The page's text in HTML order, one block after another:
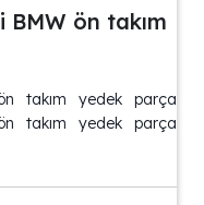
ön takım
takım yedek parça
takım yedek parça